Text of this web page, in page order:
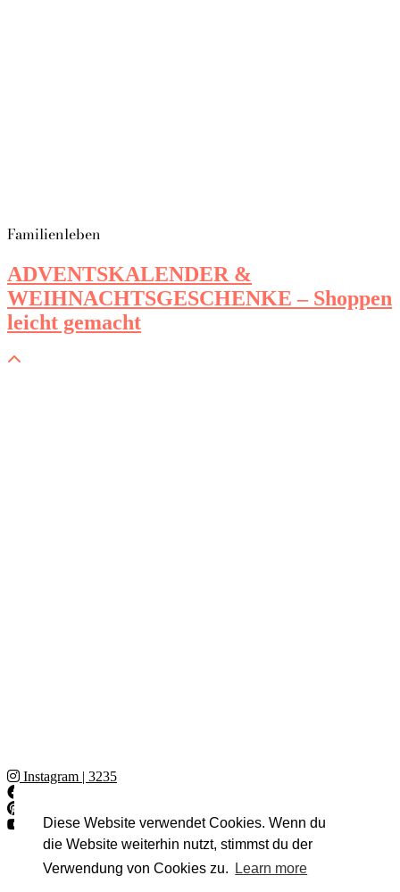
Diese Website verwendet Cookies. Wenn du
die Website weiterhin nutzt, stimmst du der
Verwendung von Cookies zu.
Learn more
Familienleben
ADVENTSKALENDER &
WEIHNACHTSGESCHENKE – Shoppen
leicht gemacht
Instagram | 3235
YouTube| 12780
© 2026new Mamas World
Datenschutz